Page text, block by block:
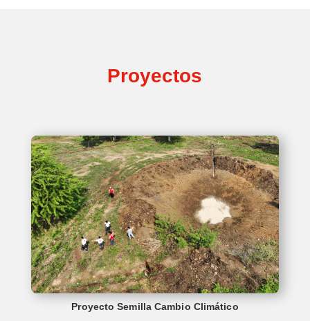
Proyectos
Proyecto Semilla Cambio Climático